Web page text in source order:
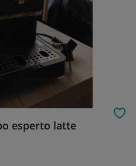
esperto latte